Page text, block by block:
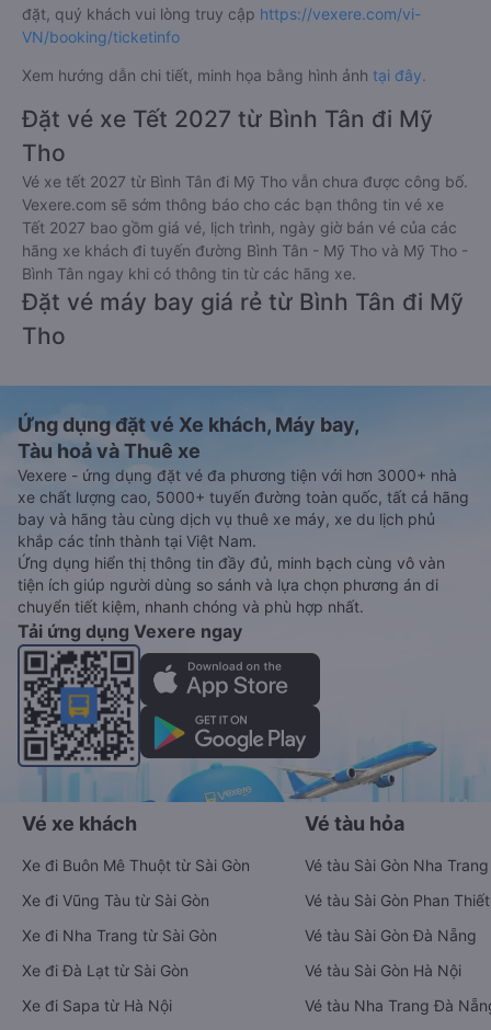
đặt, quý khách vui lòng truy cập https://vexere.com/vi-
VN/booking/ticketinfo
Xem hướng dẫn chi tiết, minh họa bằng hình ảnh tại đây.
Đặt vé xe Tết 2027 từ Bình Tân đi Mỹ
Tho
Vé xe tết 2027 từ Bình Tân đi Mỹ Tho vẫn chưa được công bố.
Vexere.com sẽ sớm thông báo cho các bạn thông tin vé xe
Tết 2027 bao gồm giá vé, lịch trình, ngày giờ bán vé của các
hãng xe khách đi tuyến đường Bình Tân - Mỹ Tho và Mỹ Tho -
Bình Tân ngay khi có thông tin từ các hãng xe.
Đặt vé máy bay giá rẻ từ Bình Tân đi Mỹ
Tho
Ứng dụng đặt vé Xe khách, Máy bay,
Tàu hoả và Thuê xe
Vexere - ứng dụng đặt vé đa phương tiện với hơn 3000+ nhà
xe chất lượng cao, 5000+ tuyến đường toàn quốc, tất cả hãng
bay và hãng tàu cùng dịch vụ thuê xe máy, xe du lịch phủ
khắp các tỉnh thành tại Việt Nam.
Ứng dụng hiển thị thông tin đầy đủ, minh bạch cùng vô vàn
tiện ích giúp người dùng so sánh và lựa chọn phương án di
chuyển tiết kiệm, nhanh chóng và phù hợp nhất.
Tải ứng dụng Vexere ngay
Vé xe khách
Xe đi Buôn Mê Thuột từ Sài Gòn
Xe đi Vũng Tàu từ Sài Gòn
Xe đi Nha Trang từ Sài Gòn
Xe đi Đà Lạt từ Sài Gòn
Xe đi Sapa từ Hà Nội
Vé tàu hỏa
Vé tàu Sài Gòn Nha Trang
Vé tàu Sài Gòn Phan Thiết
Vé tàu Sài Gòn Đà Nẵng
Vé tàu Sài Gòn Hà Nội
Vé tàu Nha Trang Đà